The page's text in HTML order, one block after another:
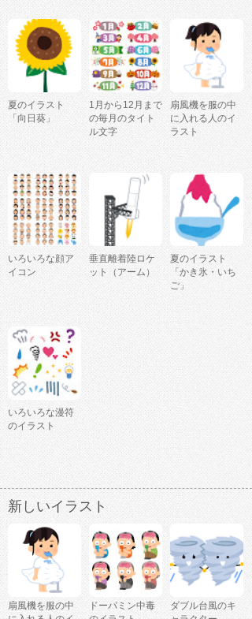
夏のイラスト
「向日葵」
1月から12月まで
の毎月のタイト
ル文字
扇風機を服の中
に入れる人のイ
ラスト
いろいろな顔ア
イコン
垂直離着陸ロケ
ット（アーム）
夏のイラスト
「かき氷・いち
ご」
いろいろな漫符
のイラスト
新しいイラスト
扇風機を服の中
ドーパミン中毒
ダブル台風のキ